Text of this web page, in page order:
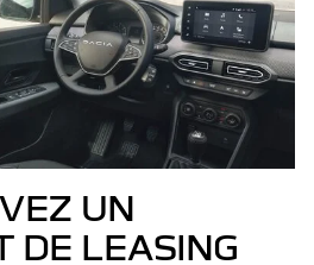
UN
DE LEASING